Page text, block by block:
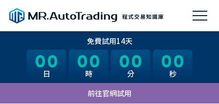
00
日 00
時 00
分 00
秒
前往官網試用
免費試用14天
00
日 00
時 00
分 00
秒